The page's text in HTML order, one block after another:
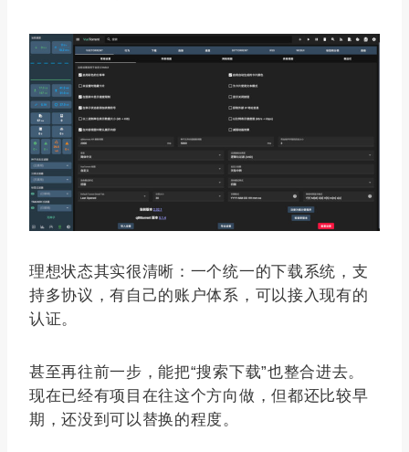
理想状态其实很清晰：一个统一的下载系统，支
持多协议，有自己的账户体系，可以接入现有的
认证。
甚至再往前一步，能把“搜索下载”也整合进去。
现在已经有项目在往这个方向做，但都还比较早
期，还没到可以替换的程度。